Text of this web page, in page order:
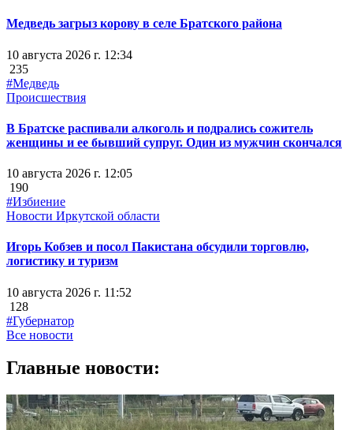
Медведь загрыз корову в селе Братского района
10 августа 2026 г. 12:34
235
#Медведь
Происшествия
В Братске распивали алкоголь и подрались сожитель
женщины и ее бывший супруг. Один из мужчин скончался
10 августа 2026 г. 12:05
190
#Избиение
Новости Иркутской области
Игорь Кобзев и посол Пакистана обсудили торговлю,
логистику и туризм
10 августа 2026 г. 11:52
128
#Губернатор
Все новости
Главные новости: